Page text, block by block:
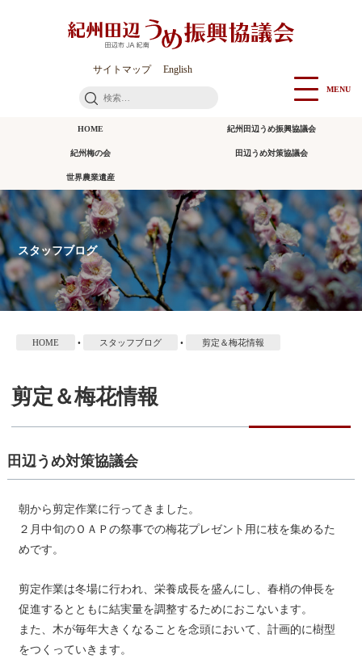
サイトマップ English
検
MENU
HOME 紀州田辺うめ振興協議会
紀州梅の会 田辺うめ対策協議会
世界農業遺産
スタッフブログ
HOME • スタッフブログ • 剪定＆梅花情報
剪定＆梅花情報
田辺うめ対策協議会
朝から剪定作業に行ってきました。
２月中旬のＯＡＰの祭事での梅花プレゼント用に枝を集めるた
めです。
剪定作業は冬場に行われ、栄養成長を盛んにし、春梢の伸長を
促進するとともに結実量を調整するためにおこないます。
また、木が毎年大きくなることを念頭において、計画的に樹型
をつくっていきます。